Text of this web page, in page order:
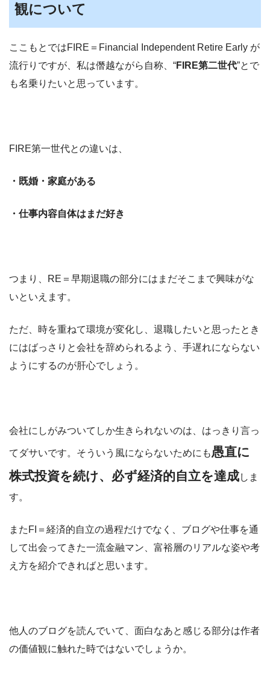
観について
ここもとではFIRE＝Financial Independent Retire Early が
流行りですが、私は僭越ながら自称、“FIRE第二世代”とで
も名乗りたいと思っています。
FIRE第一世代との違いは、
・既婚・家庭がある
・仕事内容自体はまだ好き
つまり、RE＝早期退職の部分にはまだそこまで興味がな
いといえます。
ただ、時を重ねて環境が変化し、退職したいと思ったとき
にはばっさりと会社を辞められるよう、手遅れにならない
ようにするのが肝心でしょう。
会社にしがみついてしか生きられないのは、はっきり言っ
てダサいです。そういう風にならないためにも愚直に
株式投資を続け、必ず経済的自立を達成しま
す。
またFI＝経済的自立の過程だけでなく、ブログや仕事を通
して出会ってきた一流金融マン、富裕層のリアルな姿や考
え方を紹介できればと思います。
他人のブログを読んでいて、面白なあと感じる部分は作者
の価値観に触れた時ではないでしょうか。